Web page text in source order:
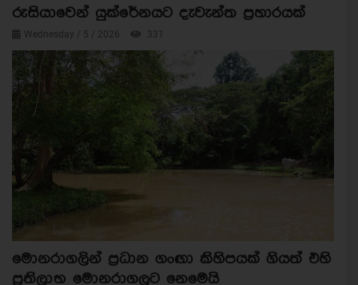
රුසියාවෙන් යුක්රේනයට දැවැන්ත ප්‍රහාරයක්
Wednesday / 5 / 2026 331
මොනරාගලින් ප්‍රධාන ගංඟා කිහිපයක් ගියත් එහි
ප්‍රතිලාභ මොනරාගලට නෙමෙයි